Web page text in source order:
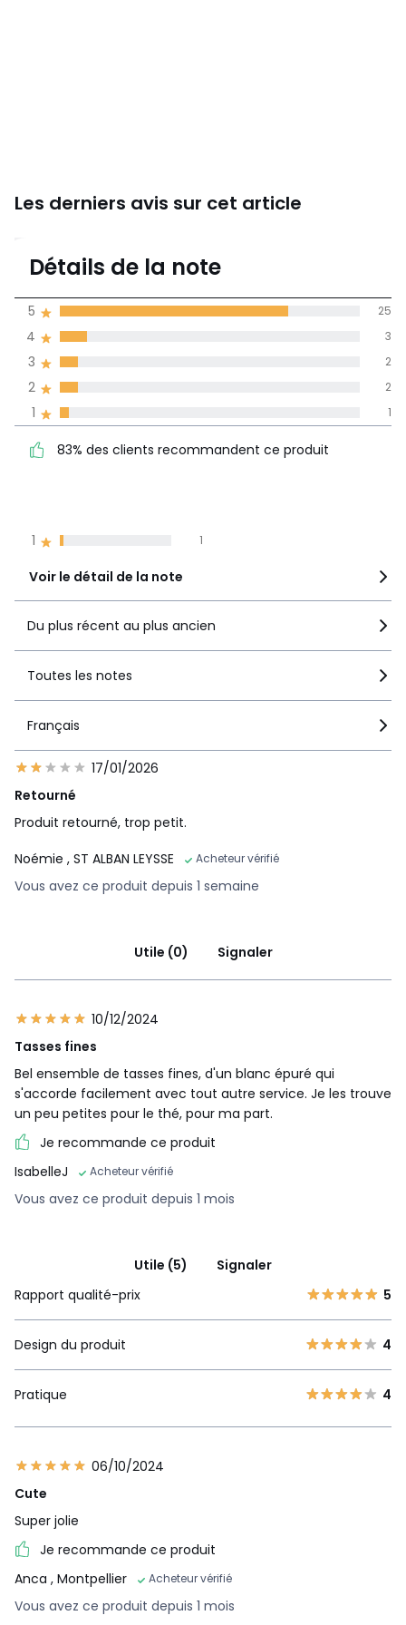
Les derniers avis sur cet article
4,5
de moyenne
obtenue sur
1 1
4
recommandent ce produit
Voir le détail de la note
Détails de la note
1 1
2 2
3 2
4 3
5 25
83% des clients recommandent ce produit
Du plus récent au plus ancien
Toutes les notes
Français
17/01/2026
Retourné
Produit retourné, trop petit.
Noémie , ST ALBAN LEYSSE Acheteur vérifié
Vous avez ce produit depuis 1 semaine
Utile (0) Signaler
10/12/2024
Tasses fines
Bel ensemble de tasses fines, d'un blanc épuré qui
s'accorde facilement avec tout autre service. Je les trouve
un peu petites pour le thé, pour ma part.
Je recommande ce produit
IsabelleJ
Acheteur vérifié
Vous avez ce produit depuis 1 mois
Utile (5)
Signaler
Rapport qualité-prix
5
Design du produit 4
Pratique 4
06/10/2024
Cute
Super jolie
Je recommande ce produit
Anca , Montpellier Acheteur vérifié
Vous avez ce produit depuis 1 mois